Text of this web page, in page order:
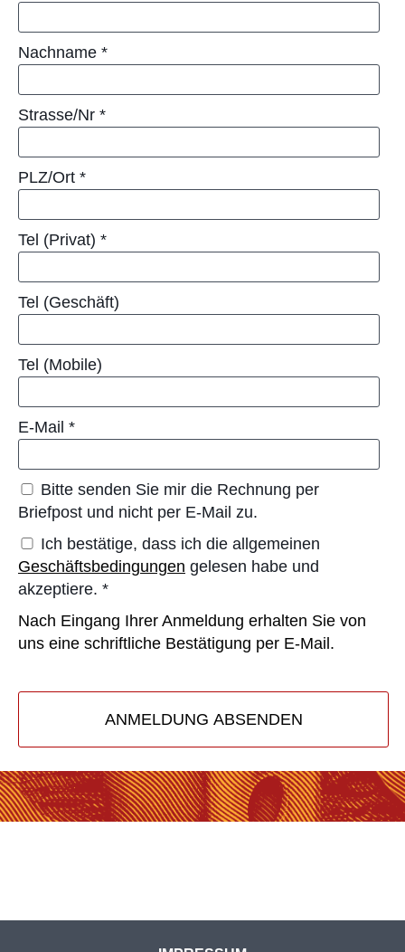
Nachname *
Strasse/Nr *
PLZ/Ort *
Tel (Privat) *
Tel (Geschäft)
Tel (Mobile)
E-Mail *
Bitte senden Sie mir die Rechnung per
Briefpost und nicht per E-Mail zu.
Ich bestätige, dass ich die allgemeinen
Geschäftsbedingungen gelesen habe und
akzeptiere. *
Nach Eingang Ihrer Anmeldung erhalten Sie von
uns eine schriftliche Bestätigung per E-Mail.
ANMELDUNG ABSENDEN